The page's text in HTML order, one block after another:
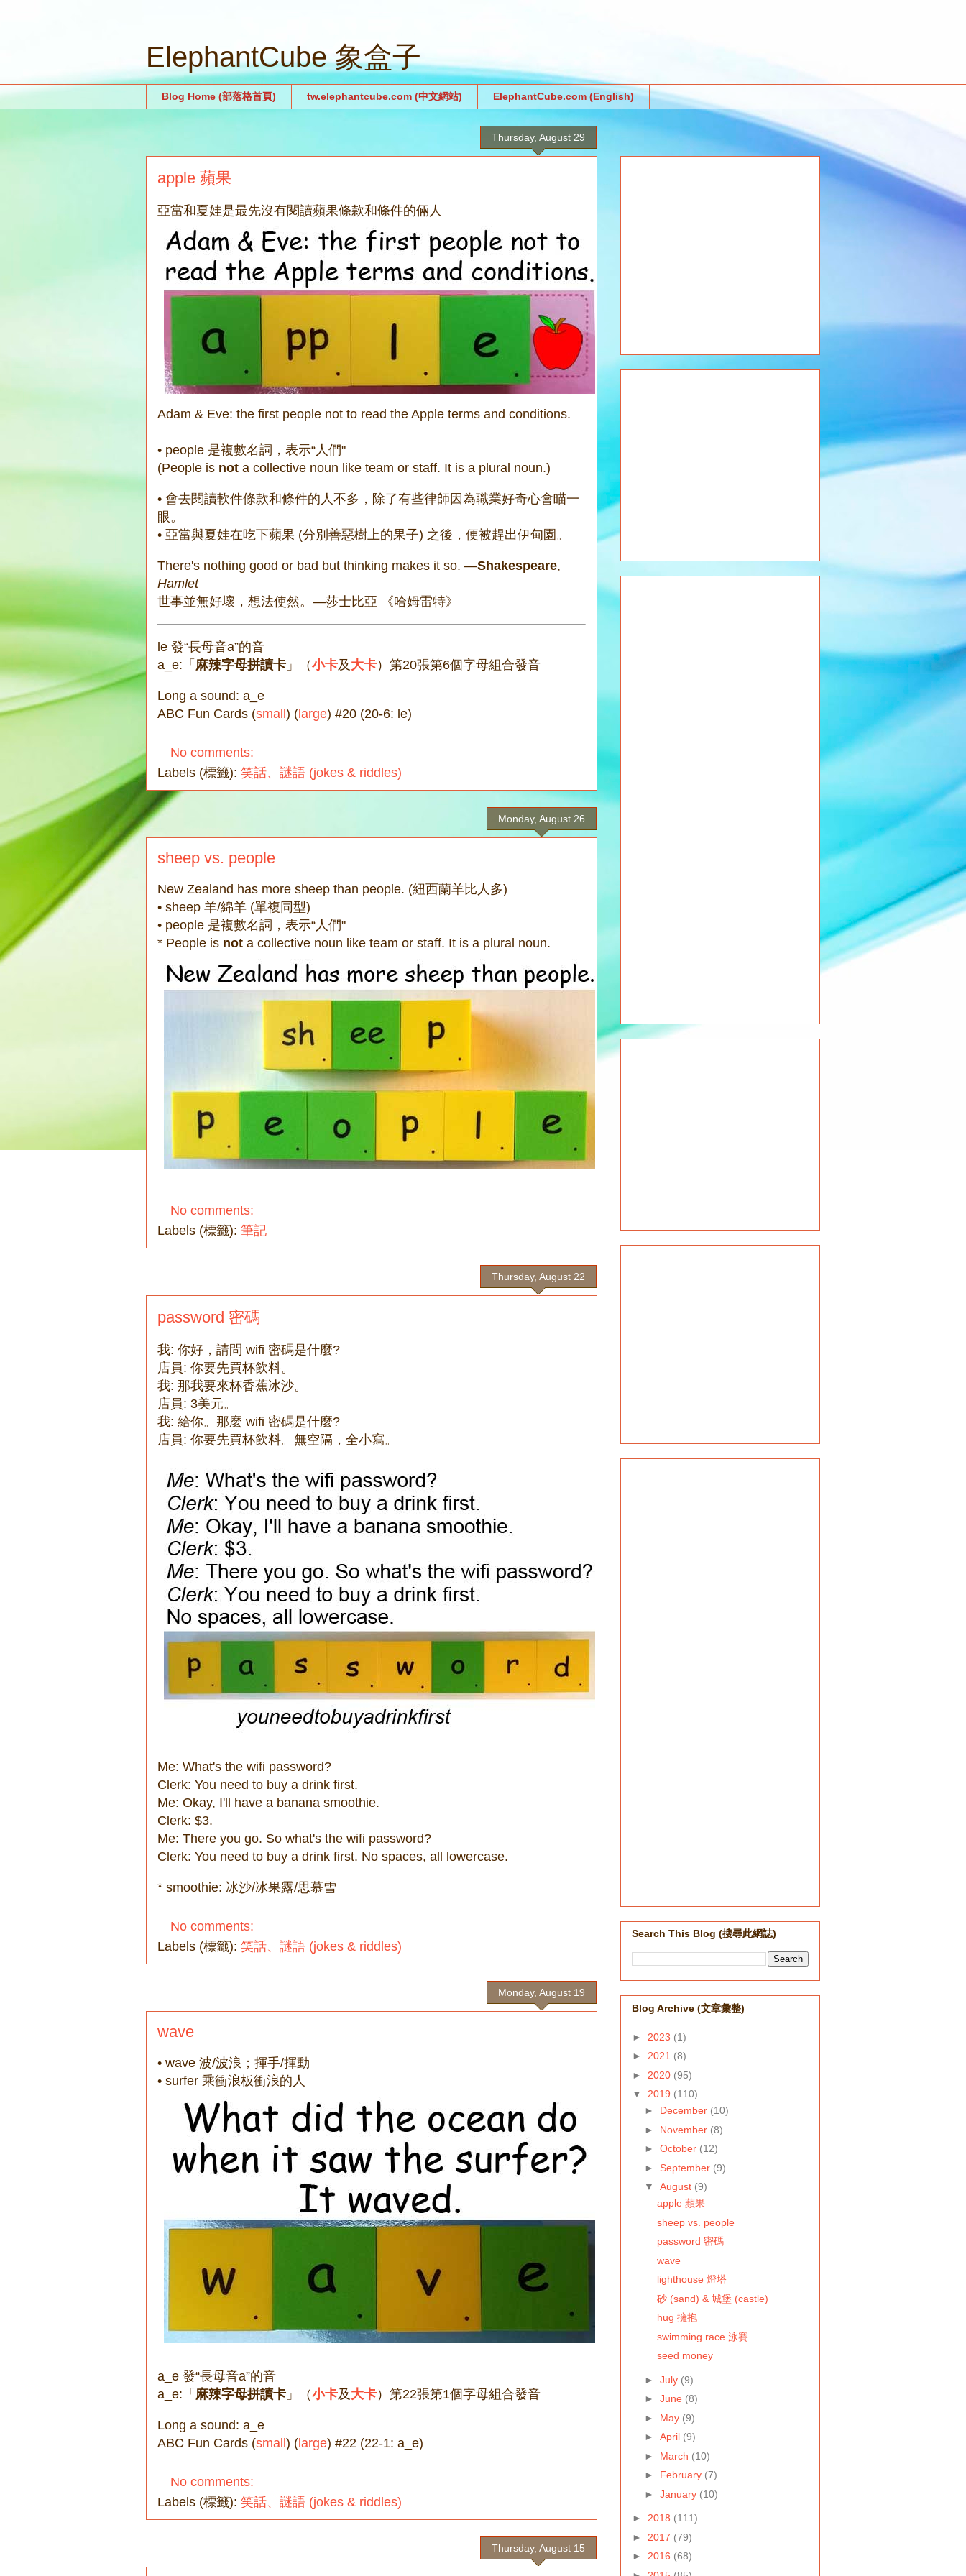
ElephantCube 象盒子
Blog Home (部落格首頁) tw.elephantcube.com (中文網站) ElephantCube.com (English)
Thursday, August 29
apple 蘋果
亞當和夏娃是最先沒有閱讀蘋果條款和條件的倆人
Adam & Eve: the first people not to read the Apple terms and conditions.
• people 是複數名詞，表示“人們"
(People is not a collective noun like team or staff. It is a plural noun.)
• 會去閱讀軟件條款和條件的人不多，除了有些律師因為職業好奇心會瞄一
眼。
• 亞當與夏娃在吃下蘋果 (分別善惡樹上的果子) 之後，便被趕出伊甸園。
There's nothing good or bad but thinking makes it so. —Shakespeare,
Hamlet
世事並無好壞，想法使然。—莎士比亞 《哈姆雷特》
le 發“長母音a”的音
a_e:「 麻辣字母拼讀卡 」（小卡及 大卡）第20張第6個字母組合發音
Long a sound: a_e
ABC Fun Cards (small) (large) #20 (20-6: le)
No comments:
Labels (標籤): 笑話、謎語 (jokes & riddles)
Monday, August 26
sheep vs. people
New Zealand has more sheep than people. (紐西蘭羊比人多)
• sheep 羊/綿羊 (單複同型)
• people 是複數名詞，表示“人們"
* People is not a collective noun like team or staff. It is a plural noun.
No comments:
Labels (標籤): 筆記
Thursday, August 22
password 密碼
我: 你好，請問 wifi 密碼是什麼?
店員: 你要先買杯飲料。
我: 那我要來杯香蕉冰沙。
店員: 3美元。
我: 給你。那麼 wifi 密碼是什麼?
店員: 你要先買杯飲料。無空隔，全小寫。
Me: What's the wifi password?
Clerk: You need to buy a drink first.
Me: Okay, I'll have a banana smoothie.
Clerk: $3.
Me: There you go. So what's the wifi password?
Clerk: You need to buy a drink first. No spaces, all lowercase.
* smoothie: 冰沙/冰果露/思慕雪
No comments:
Labels (標籤): 笑話、謎語 (jokes & riddles)
Monday, August 19
wave
• wave 波/波浪；揮手/揮動
• surfer 乘衝浪板衝浪的人
a_e 發“長母音a”的音
a_e:「 麻辣字母拼讀卡 」（小卡及 大卡）第22張第1個字母組合發音
Long a sound: a_e
ABC Fun Cards (small) (large) #22 (22-1: a_e)
No comments:
Labels (標籤): 笑話、謎語 (jokes & riddles)
Thursday, August 15
Search This Blog (搜尋此網誌)
Blog Archive (文章彙整)
► 2023 (1)
► 2021 (8)
► 2020 (95)
▼ 2019 (110)
► December (10)
► November (8)
► October (12)
► September (9)
▼ August (9)
apple 蘋果
sheep vs. people
password 密碼
wave
lighthouse 燈塔
砂 (sand) & 城堡 (castle)
hug 擁抱
swimming race 泳賽
seed money
► July (9)
► June (8)
► May (9)
► April (9)
► March (10)
► February (7)
► January (10)
► 2018 (111)
► 2017 (79)
► 2016 (68)